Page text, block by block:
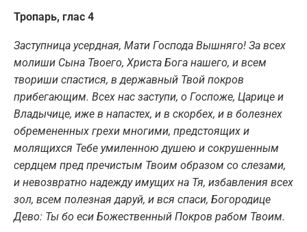
Тропарь, глас 4
Заступница усердная, Мати Господа Вышняго! За всех
молиши Сына Твоего, Христа Бога нашего, и всем
твориши спастися, в державный Твой покров
прибегающим. Всех нас заступи, о Госпоже, Царице и
Владычице, иже в напастех, и в скорбех, и в болезнех
обремененных грехи многими, предстоящих и
молящихся Тебе умиленною душею и сокрушенным
сердцем пред пречистым Твоим образом со слезами,
и невозвратно надежду имущих на Тя, избавления всех
зол, всем полезная даруй, и вся спаси, Богородице
Дево: Ты бо еси Божественный Покров рабом Твоим.